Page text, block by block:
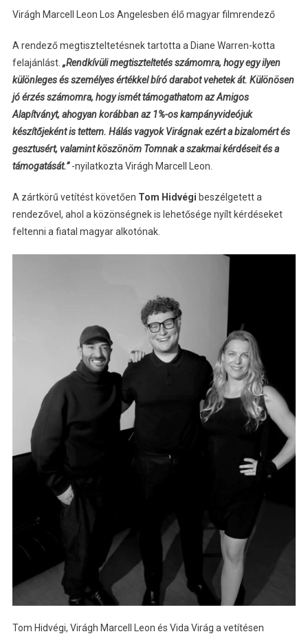
Virágh Marcell Leon Los Angelesben élő magyar filmrendező
A rendező megtiszteltetésnek tartotta a Diane Warren-kotta
felajánlást. „Rendkívüli megtiszteltetés számomra, hogy egy ilyen
különleges és személyes értékkel bíró darabot vehetek át. Különösen
jó érzés számomra, hogy ismét támogathatom az Amigos
Alapítványt, ahogyan korábban az 1%-os kampányvideójuk
készítőjeként is tettem. Hálás vagyok Virágnak ezért a bizalomért és
gesztusért, valamint köszönöm Tomnak a szakmai kérdéseit és a
támogatását.”-nyilatkozta Virágh Marcell Leon.
A zártkörű vetítést követően Tom Hidvégi beszélgetett a
rendezővel, ahol a közönségnek is lehetősége nyílt kérdéseket
feltenni a fiatal magyar alkotónak.
Tom Hidvégi, Virágh Marcell Leon és Vida Virág a vetítésen